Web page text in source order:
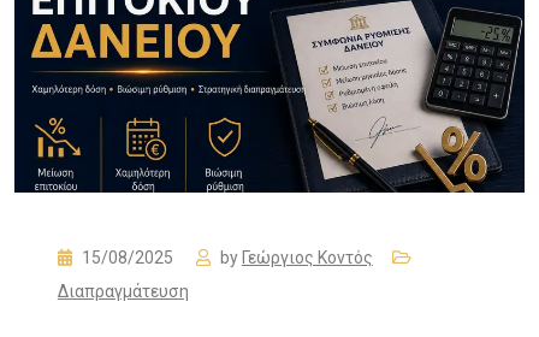
15/08/2025 by Γεώργιος Κοντός
Διαπραγμάτευση